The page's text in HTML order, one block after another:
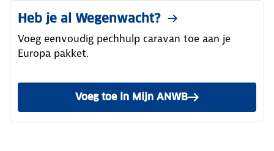
Heb je al Wegenwacht?
Voeg eenvoudig pechhulp caravan toe aan je
Europa pakket.
Voeg toe in Mijn ANWB